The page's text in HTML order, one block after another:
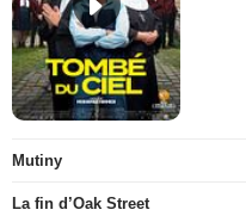
Mutiny
La fin d’Oak Street